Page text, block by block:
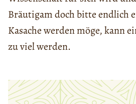
Bräutigam doch bitte endlich
Kasache werden möge, kann
zu viel werden.